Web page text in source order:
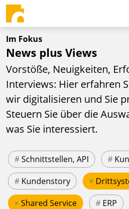
Im Fokus
News plus Views
Vorstöße, Neuigkeiten,
Interviews: Hier erfahren
wir digitalisieren und Sie
Steuern Sie über die
was Sie interessiert.
#Schnittstellen, API #
# Kundenstory ×
× Shared Service # ERP